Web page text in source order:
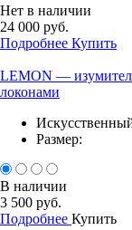
Нет в наличии
24 000 руб.
Подробнее Купить
LEMON —
локонами
Размер:
В наличии
3 500 руб.
Подробнее Купить